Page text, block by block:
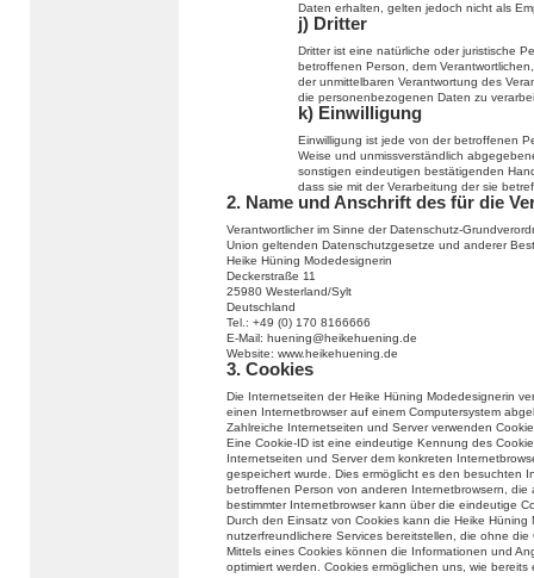
Daten erhalten, gelten jedoch nicht als
j) Dritter
Dritter ist eine natürliche oder juristische
betroffenen Person, dem
der unmittelbaren Verantwortung des
die personenbezogenen Daten zu
k) Einwilligung
Einwilligung ist jede von der betroffenen
Weise und unmissverständlich
sonstigen eindeutigen bestätigenden
dass sie mit der Verarbeitung der sie
2. Name und Anschrift des für die
Verantwortlicher im Sinne der Datenschutz-
Union geltenden Datenschutzgesetze und anderer
Heike Hüning Modedesignerin
Deckerstraße 11
25980 Westerland/Sylt
Deutschland
Tel.: +49 (0) 170 8166666
E-Mail: huening@heikehuening.de
Website: www.heikehuening.de
3. Cookies
Die Internetseiten der Heike Hüning Modedesignerin
einen Internetbrowser auf einem Computersystem
Zahlreiche Internetseiten und Server verwenden
Eine Cookie-ID ist eine eindeutige Kennung des
Internetseiten und Server dem konkreten
gespeichert wurde. Dies ermöglicht es den besuchten
betroffenen Person von anderen Internetbrowsern,
bestimmter Internetbrowser kann über die eindeutige
Durch den Einsatz von Cookies kann die Heike
nutzerfreundlichere Services bereitstellen, die ohne
Mittels eines Cookies können die Informationen und
optimiert werden. Cookies ermöglichen uns, wie